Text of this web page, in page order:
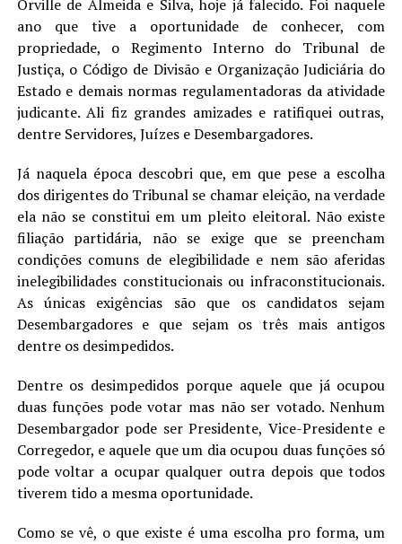
Orville de Almeida e Silva, hoje já falecido. Foi naquele
ano que tive a oportunidade de conhecer, com
propriedade, o Regimento Interno do Tribunal de
Justiça, o Código de Divisão e Organização Judiciária do
Estado e demais normas regulamentadoras da atividade
judicante. Ali fiz grandes amizades e ratifiquei outras,
dentre Servidores, Juízes e Desembargadores.
Já naquela época descobri que, em que pese a escolha
dos dirigentes do Tribunal se chamar eleição, na verdade
ela não se constitui em um pleito eleitoral. Não existe
filiação partidária, não se exige que se preencham
condições comuns de elegibilidade e nem são aferidas
inelegibilidades constitucionais ou infraconstitucionais.
As únicas exigências são que os candidatos sejam
Desembargadores e que sejam os três mais antigos
dentre os desimpedidos.
Dentre os desimpedidos porque aquele que já ocupou
duas funções pode votar mas não ser votado. Nenhum
Desembargador pode ser Presidente, Vice-Presidente e
Corregedor, e aquele que um dia ocupou duas funções só
pode voltar a ocupar qualquer outra depois que todos
tiverem tido a mesma oportunidade.
Como se vê, o que existe é uma escolha pro forma, um